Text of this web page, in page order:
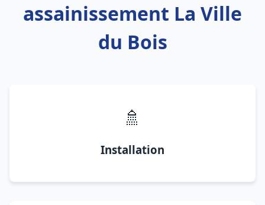
assainissement La Ville
du Bois
🚿
Installation